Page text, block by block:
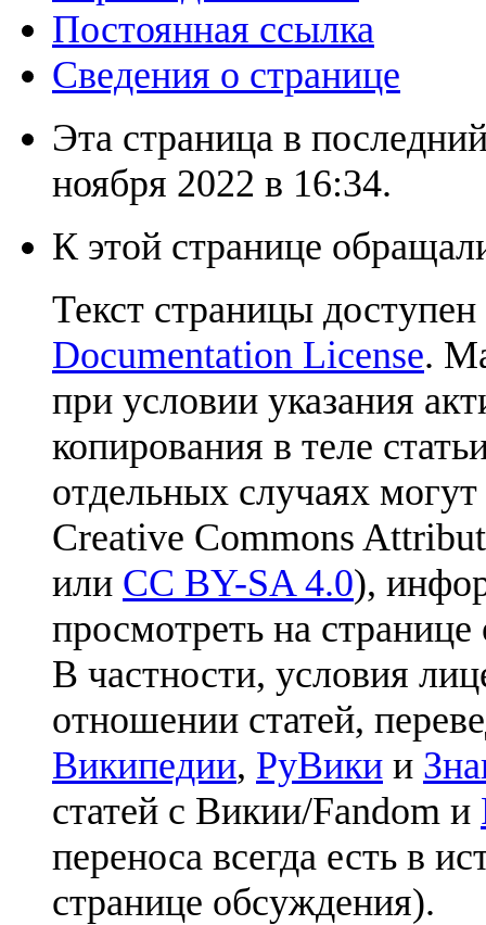
Постоянная ссылка
Сведения о странице
Эта страница в
ноября 2022 в 16:34.
К этой странице
Текст страницы
Documentation License.
при условии указания
копирования в теле
отдельных случаях
Creative Commons
или CC BY-SA 4.0),
просмотреть на
В частности, условия
отношении статей,
Википедии, РуВики и
статей с Викии/Fandom и
переноса всегда есть в
странице обсуждения).